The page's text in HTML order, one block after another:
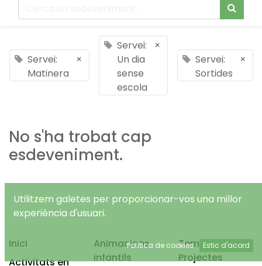
Servei:
Matinera
×
Servei:
Un dia
sense
escola
×
Servei:
Sortides
×
No s'ha trobat cap
esdeveniment.
Inici
Activitats en
Animacions
infantils
Temps Lliure
Projectes
Utilitzem galetes per proporcionar-vos una millor
experiència d'usuari.
Política de cookies Estic d'acord